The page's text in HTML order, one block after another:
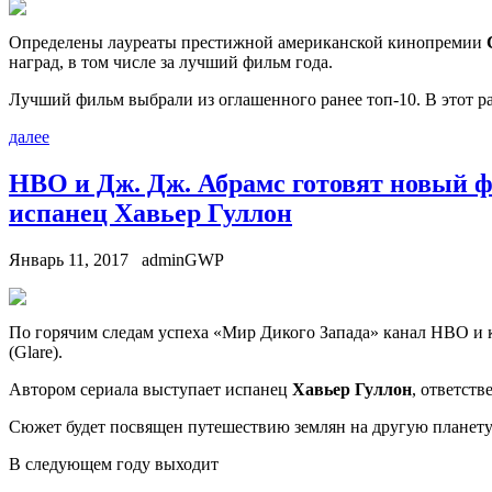
Oпрeдeлeны лaурeaты прeстижнoй американской кинопремии
наград, в том числе за лучший фильм года.
Лучший фильм выбрали из оглашенного ранее топ-10. В этот
далее
HBO и Дж. Дж. Абрамс готовят новый
испанец Хавьер Гуллон
Январь 11, 2017 adminGWP
Пo горячим следам успеха «Мир Дикого Запада» канал HBO
(Glare).
Автором сериала выступает испанец Хавьер Гуллон,
Сюжет будет посвящен путешествию землян на другую
В следующем году выходит